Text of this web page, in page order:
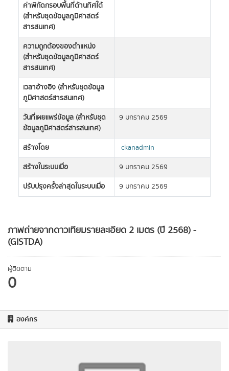
ภาพถ่ายจากดาวเทียมรายละเอียด 2 เมตร (ปี 2568) -
(GISTDA)
ผู้ติดตาม
0
องค์กร
ค่าพิกัดกรอบพื้นที่ด้านทิศใต้
(สำหรับชุดข้อมูลภูมิศาสตร์
สารสนเทศ)
ความถูกต้องของตำแหน่ง
(สำหรับชุดข้อมูลภูมิศาสตร์
สารสนเทศ)
เวลาอ้างอิง (สำหรับชุดข้อมูล
ภูมิศาสตร์สารสนเทศ)
วันที่เผยแพร่ข้อมูล (สำหรับชุด
ข้อมูลภูมิศาสตร์สารสนเทศ)
9 มกราคม 2569
สร้างโดย
ckanadmin
สร้างในระบบเมื่อ
9 มกราคม 2569
ปรับปรุงครั้งล่าสุดในระบบเมื่อ
9 มกราคม 2569